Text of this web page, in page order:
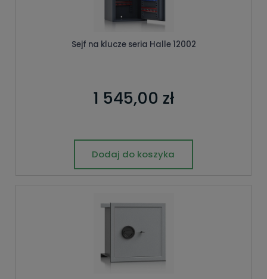
Sejf na klucze seria Halle 12002
1 545,00 zł
Dodaj do koszyka